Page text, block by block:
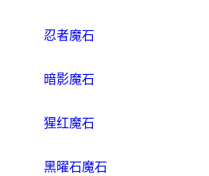
忍者魔石
暗影魔石
猩红魔石
黑曜石魔石